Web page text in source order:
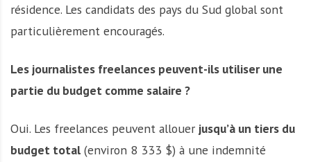
résidence. Les candidats des pays du Sud global sont
particulièrement encouragés.
Les journalistes freelances peuvent-ils utiliser une
partie du budget comme salaire ?
Oui. Les freelances peuvent allouer jusqu’à un tiers du
budget total (environ 8 333 $) à une indemnité